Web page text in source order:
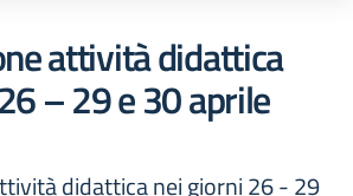
attività didattica
– 29 e 30 aprile
didattica nei giorni 26 - 29